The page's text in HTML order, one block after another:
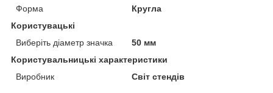
Форма
Кругла
Користувацькі
Виберіть діаметр значка
50 мм
Користувальницькі характеристики
Виробник
Світ стендів